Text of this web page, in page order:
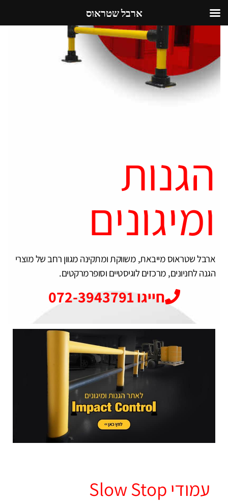
הגנות
ומיגונים
ארבל שטראוס מייבאת, משווקת ומתקינה מגוון רחב של מוצרי
הגנה לחניונים, מרכזים לוגיסטיים וסופרמרקטים.
חייגו 072-3943791
עמודי Slow Stop
ארבל שטראוס